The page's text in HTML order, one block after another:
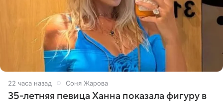
22 часа назад Соня Жарова
35-летняя певица Ханна показала фигуру в